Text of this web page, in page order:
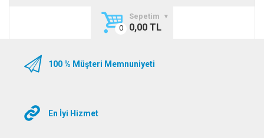
Sepetim
0,00 TL
100 % Müşteri Memnuniyeti
En İyi Hizmet